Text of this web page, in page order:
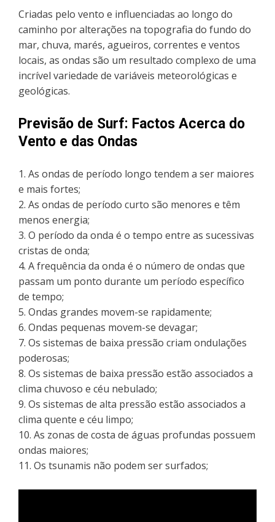
Criadas pelo vento e influenciadas ao longo do
caminho por alterações na topografia do fundo do
mar, chuva, marés, agueiros, correntes e ventos
locais, as ondas são um resultado complexo de uma
incrível variedade de variáveis meteorológicas e
geológicas.
Previsão de Surf: Factos Acerca do
Vento e das Ondas
1. As ondas de período longo tendem a ser maiores
e mais fortes;
2. As ondas de período curto são menores e têm
menos energia;
3. O período da onda é o tempo entre as sucessivas
cristas de onda;
4. A frequência da onda é o número de ondas que
passam um ponto durante um período específico
de tempo;
5. Ondas grandes movem-se rapidamente;
6. Ondas pequenas movem-se devagar;
7. Os sistemas de baixa pressão criam ondulações
poderosas;
8. Os sistemas de baixa pressão estão associados a
clima chuvoso e céu nebulado;
9. Os sistemas de alta pressão estão associados a
clima quente e céu limpo;
10. As zonas de costa de águas profundas possuem
ondas maiores;
11. Os tsunamis não podem ser surfados;